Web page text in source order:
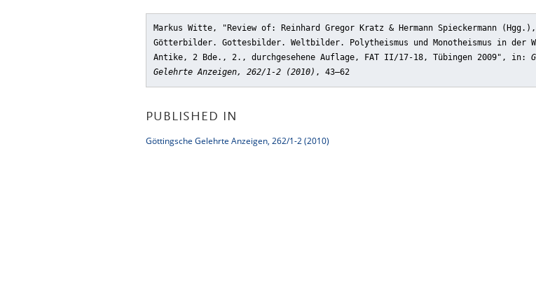
Markus Witte, "Review of: Reinhard Gregor Kratz & Hermann Spieckermann (Hgg.),
Götterbilder. Gottesbilder. Weltbilder. Polytheismus und Monotheismus in der
Antike, 2 Bde., 2., durchgesehene Auflage, FAT II/17-18, Tübingen 2009" , in:
Gelehrte Anzeigen, 262/1-2 (2010) , 43–62
PUBLISHED IN
Göttingsche Gelehrte Anzeigen, 262/1-2 (2010)